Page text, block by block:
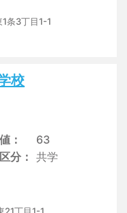
条3丁目1-1
校
63
分
共学